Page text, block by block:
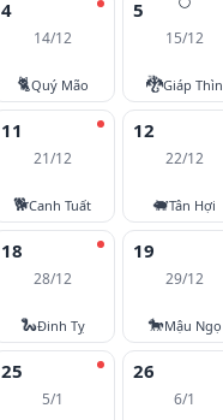
4
14/12
🐈Quý Mão
5
15/12
🐉Giáp Thìn
11
21/12
🐕Canh Tuất
12
22/12
🐖Tân Hợi
18
28/12
🐍Đinh Tỵ
19
29/12
🐎Mậu Ngọ
25
5/1
26
6/1